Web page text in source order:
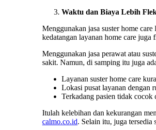
Waktu dan Biaya Lebih
Menggunakan jasa suster home
kedatangan layanan home care
Menggunakan jasa perawat atau
sakit. Namun, di samping itu juga
Layanan suster home care
Lokasi pusat layanan dengan
Terkadang pasien tidak cocok
Itulah kelebihan dan kekurangan
calmo.co.id. Selain itu, juga tersedia